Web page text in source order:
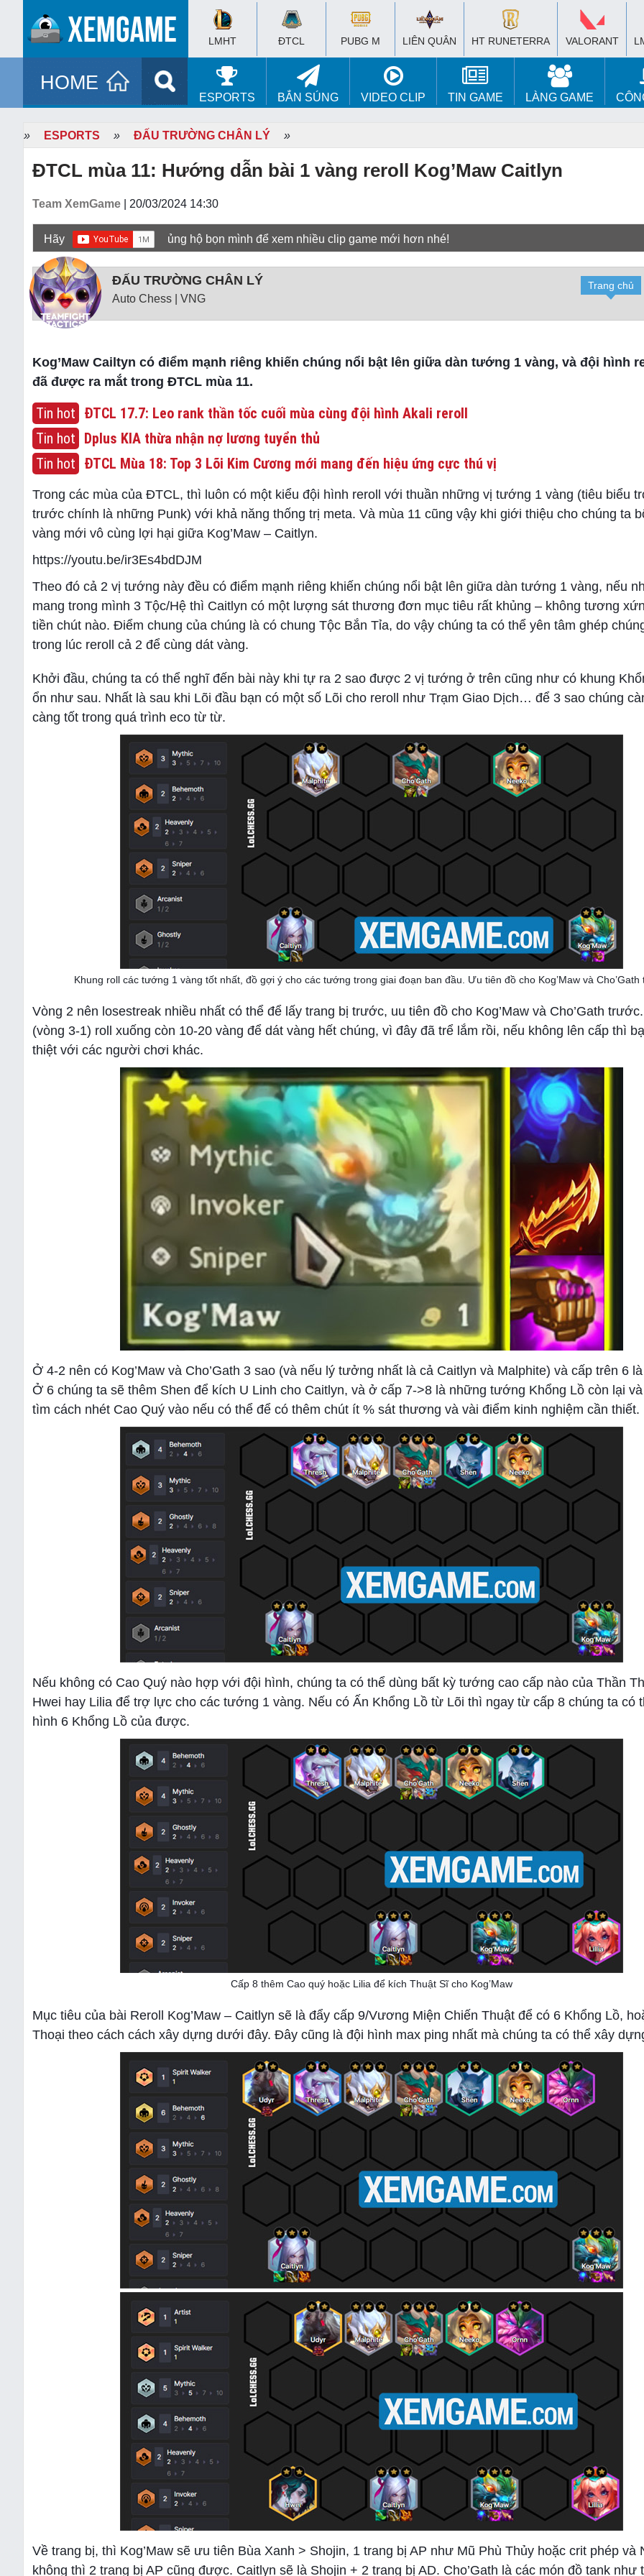
LMHT ĐTCL PUBG M LIÊN QUÂN HT RUNETERRA VALORANT
HOME
ESPORTS BẮN SÚNG VIDEO CLIP TIN GAME LÀNG GAME
» ESPORTS » ĐẤU TRƯỜNG CHÂN LÝ »
ĐTCL mùa 11: Hướng dẫn bài 1 vàng reroll Kog’Maw Caitlyn
Team XemGame | 20/03/2024 14:30
Hãy ủng hộ bọn mình để xem nhiều clip game mới hơn nhé!
ĐẤU TRƯỜNG CHÂN LÝ
Auto Chess | VNG
Trang chủ
Kog’Maw Cailtyn có điểm mạnh riêng khiến chúng nổi bật lên giữa dàn tướng 1 vàng, và đội hình
đã được ra mắt trong ĐTCL mùa 11.
Tin hot ĐTCL 17.7: Leo rank thần tốc cuối mùa cùng đội hình Akali reroll
Tin hot Dplus KIA thừa nhận nợ lương tuyển thủ
Tin hot ĐTCL Mùa 18: Top 3 Lõi Kim Cương mới mang đến hiệu ứng cực thú vị
Trong các mùa của ĐTCL, thì luôn có một kiểu đội hình reroll với thuần những vị tướng 1 vàng (tiêu biểu
trước chính là những Punk) với khả năng thống trị meta. Và mùa 11 cũng vậy khi giới thiệu cho chúng ta
vàng mới vô cùng lợi hại giữa Kog’Maw – Caitlyn.
https://youtu.be/ir3Es4bdDJM
Theo đó cả 2 vị tướng này đều có điểm mạnh riêng khiến chúng nổi bật lên giữa dàn tướng 1 vàng, nếu
mang trong mình 3 Tộc/Hệ thì Caitlyn có một lượng sát thương đơn mục tiêu rất khủng – không tương
tiền chút nào. Điểm chung của chúng là có chung Tộc Bắn Tỉa, do vậy chúng ta có thể yên tâm ghép
trong lúc reroll cả 2 để cùng dát vàng.
Khởi đầu, chúng ta có thể nghĩ đến bài này khi tự ra 2 sao được 2 vị tướng ở trên cũng như có khung
ổn như sau. Nhất là sau khi Lõi đầu bạn có một số Lõi cho reroll như Trạm Giao Dịch… để 3 sao chúng
càng tốt trong quá trình eco từ từ.
Khung roll các tướng 1 vàng tốt nhất, đồ gợi ý cho các tướng trong giai đoạn ban đầu. Ưu tiên đồ cho Kog’Maw và Cho’Gath
Vòng 2 nên losestreak nhiều nhất có thể để lấy trang bị trước, uu tiên đồ cho Kog’Maw và Cho’Gath
(vòng 3-1) roll xuống còn 10-20 vàng để dát vàng hết chúng, vì đây đã trể lắm rồi, nếu không lên cấp thì
thiệt với các người chơi khác.
Ở 4-2 nên có Kog’Maw và Cho’Gath 3 sao (và nếu lý tưởng nhất là cả Caitlyn và Malphite) và cấp trên 6
Ở 6 chúng ta sẽ thêm Shen để kích U Linh cho Caitlyn, và ở cấp 7->8 là những tướng Khổng Lồ còn lại
tìm cách nhét Cao Quý vào nếu có thể để có thêm chút ít % sát thương và vài điểm kinh nghiệm cần thiết.
Nếu không có Cao Quý nào hợp với đội hình, chúng ta có thể dùng bất kỳ tướng cao cấp nào của Thần
Hwei hay Lilia để trợ lực cho các tướng 1 vàng. Nếu có Ấn Khổng Lồ từ Lõi thì ngay từ cấp 8 chúng ta có
hình 6 Khổng Lồ của được.
Cấp 8 thêm Cao quý hoặc Lilia để kích Thuật Sĩ cho Kog’Maw
Mục tiêu của bài Reroll Kog’Maw – Caitlyn sẽ là đẩy cấp 9/Vương Miện Chiến Thuật để có 6 Khổng Lồ,
Thoại theo cách cách xây dựng dưới đây. Đây cũng là đội hình max ping nhất mà chúng ta có thể xây
Về trang bị, thì Kog’Maw sẽ ưu tiên Bùa Xanh > Shojin, 1 trang bị AP như Mũ Phù Thủy hoặc crit phép và
không thì 2 trang bị AP cũng được. Caitlyn sẽ là Shojin + 2 trang bị AD. Cho’Gath là các món đồ tank như